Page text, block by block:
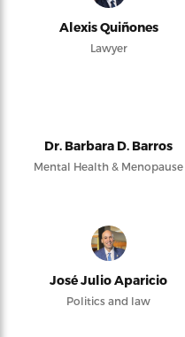
Alexis Quiñones
Lawyer
Dr. Barbara D. Barros
Mental Health & Menopause
José Julio Aparicio
Politics and law